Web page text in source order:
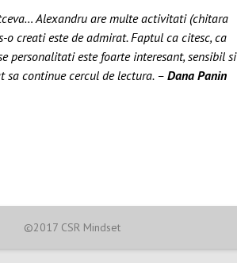
Alexandru are multe activitati (chitara
creati este de admirat. Faptul ca citesc, ca
personalitati este foarte interesant, sensibil si
sa continue cercul de lectura. – Dana Panin
©2017 CSR Mindset